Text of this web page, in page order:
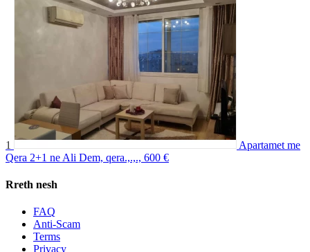
1
Apartamet me
Qera 2+1 ne Ali Dem, qera.,.,., 600 €
Rreth nesh
FAQ
Anti-Scam
Terms
Privacy